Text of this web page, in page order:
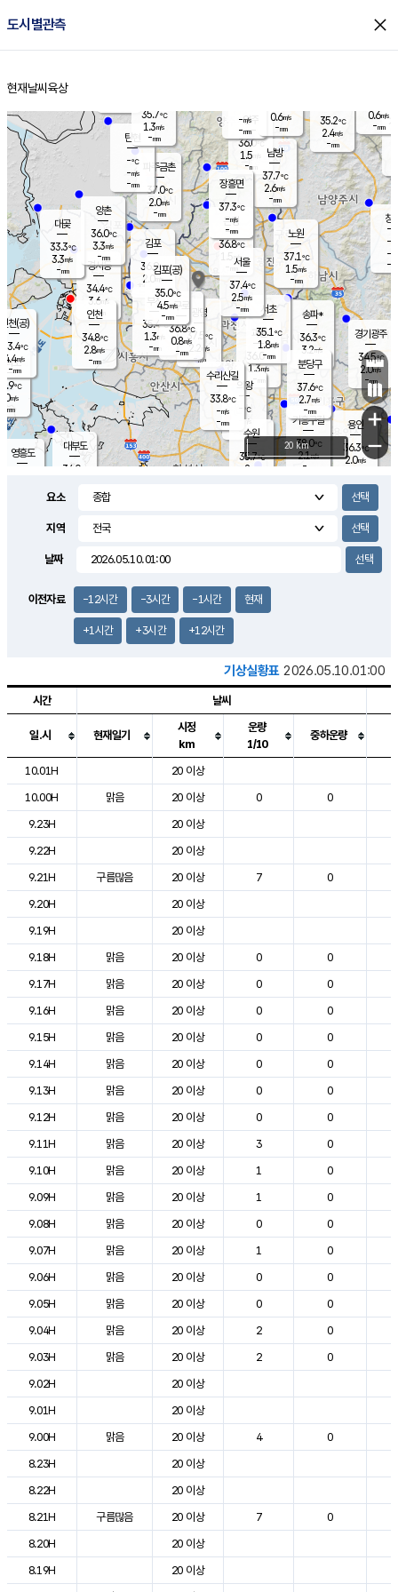
도시별관측 close
홈
현재날씨 육상
의도
℃
m/s
mm
영흥도
양주
36.0℃
1.5
-mm
과천
36.0℃
1.3m/s
- mm
용인
36.3℃
2.0m/s
경기광주
34.5℃
2.0m/s
-mm
2.1m/s
대부도
34.0
경서동
34.4℃
3.6 m/s
-mm
파주금촌
37.0℃
2.0m/s
-mm
35.2℃
2.4m/s
-mm
대곶
33.3℃
3.3m/s
-mm
창
-
-m/
-
탄현
-℃
-m/s
-mm
0.6m/s
-mm
의왕
- ℃
m/s
mm
김포
36.9℃
2.0 m/s
mm
광명
37.5 ℃
2.2 m/s
-mm
부천
35.4℃
1.3m/s
-mm
양촌
36.0℃
3.3m/s
-mm
구로
36.8℃
0.8m/s
-mm
은평
36.8℃
1.5 m/s
- mm
노원
37.1℃
1.5m/s
-mm
송파*
36.3℃
3.2m/s
-mm
서초
35.1℃
1.8m/s
-mm
남방
37.7℃
2.6m/s
-mm
기흥구갈
38.0℃
2.1m/s
-
수리산길
33.8℃
-m/s
-mm
분당구
37.6℃
2.7m/s
-mm
장흥면
37.3℃
-m/s
-mm
-m/s
-mm
인천(공)
33.4℃
4.4m/s
-mm
김포(공)
35.0℃
4.5m/s
-mm
수원
35.7℃
2 m/s
인천
34.8℃
2.8m/s
-mm
서울
37.4℃
2.5m/s
-mm
35.7℃
1.3m/s
-mm
0.6m/s
-mm
+
−
20 km
요소
지역
날짜
이전자료 -12시간 -3시간 -1시간 현재
+1시간 +3시간 +12시간
기상실황표 2026.05.10.01:00
도시별 기상실황표로 지점, 날씨, 기온, 강수, 바람, 기압등을 안내한 표입
시간 날씨
일.시 현재일기
시정
km
운량
1/10
중하운량
10.01H
20 이상
10.00H
맑음 20 이상 0 0
9.23H
20 이상
9.22H
20 이상
9.21H
구름많음 20 이상 7 0
9.20H
20 이상
9.19H
20 이상
9.18H
맑음 20 이상 0 0
9.17H
맑음 20 이상 0 0
9.16H
맑음 20 이상 0 0
9.15H
맑음 20 이상 0 0
9.14H
맑음 20 이상 0 0
9.13H
맑음 20 이상 0 0
9.12H
맑음 20 이상 0 0
9.11H
맑음 20 이상 3 0
9.10H
맑음 20 이상 1 0
9.09H
맑음 20 이상 1 0
9.08H
맑음 20 이상 0 0
9.07H
맑음 20 이상 1 0
9.06H
맑음 20 이상 0 0
9.05H
맑음 20 이상 0 0
9.04H
맑음 20 이상 2 0
9.03H
맑음 20 이상 2 0
9.02H
20 이상
9.01H
20 이상
9.00H
맑음 20 이상 4 0
8.23H
20 이상
8.22H
20 이상
8.21H
구름많음 20 이상 7 0
8.20H
20 이상
8.19H
20 이상